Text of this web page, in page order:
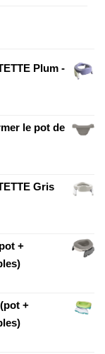
Plum -
le pot de
Gris
+
+